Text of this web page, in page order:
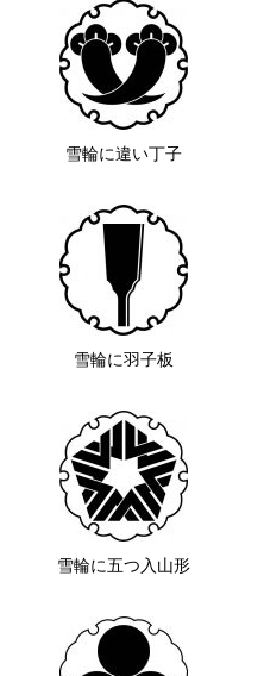
雪輪に違い丁子
雪輪に羽子板
雪輪に五つ入山形